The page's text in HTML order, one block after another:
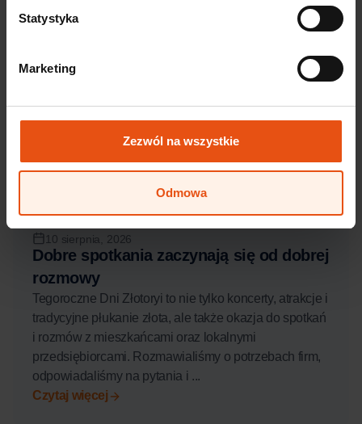
Statystyka
Marketing
Zezwól na wszystkie
Odmowa
10 sierpnia, 2026
Dobre spotkania zaczynają się od dobrej
rozmowy
Tegoroczne Dni Złotoryi to nie tylko koncerty, atrakcje i
tradycyjne płukanie złota, ale także okazja do spotkań
i rozmów z mieszkańcami oraz lokalnymi
przedsiębiorcami. Rozmawialiśmy o potrzebach firm,
odpowiadaliśmy na pytania i ...
Czytaj więcej